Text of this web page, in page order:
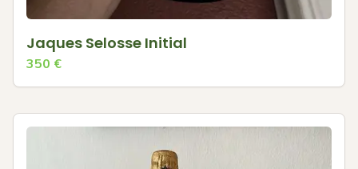
Jaques Selosse Initial
350 €